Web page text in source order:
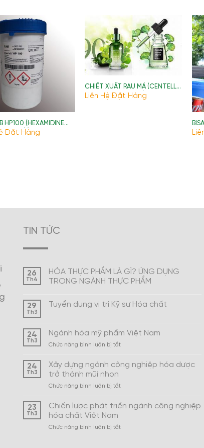
HP100 (HEXAMIDINE
)
Đặt Hàng
CHIẾT XUẤT RAU MÁ (CENTELLA
ASIATICA EXTRACT)
Liên Hệ Đặt Hàng
TIN TỨC
26
Th4
HÓA THỰC PHẨM LÀ GÌ? ỨNG DỤNG
TRONG NGÀNH THỰC PHẨM
29
Th3
Tuyển dụng vị trí Kỹ sư Hóa chất
24
Th3
Ngành hóa mỹ phẩm Việt Nam
Chức năng bình luận bị tắtở
mỹ
Việt
24
Th3
Xây dựng ngành công nghiệp hóa dược
trở thành mũi nhọn
Chức năng bình luận bị tắtở
dựng
ngành
nghiệp
23
Th3
Chiến lược phát triển ngành công nghiệp
hóa chất Việt Nam
Chức năng bình luận bị tắtở